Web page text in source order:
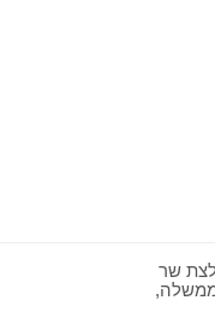
לפי המלצת שר